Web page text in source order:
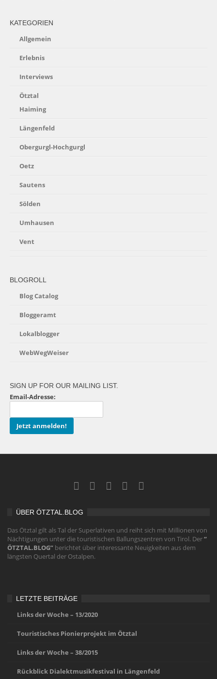
KATEGORIEN
Allgemein
Erlebnis
Interviews
Ötztal
Haiming
Längenfeld
Obergurgl-Hochgurgl
Oetz
Sautens
Sölden
Umhausen
Vent
BLOGROLL
Blog Catalog
Bloggeramt
Lokalblogger
WebWegWeiser
SIGN UP FOR OUR MAILING LIST.
Email-Adresse:
ÜBER ÖTZTAL.BLOG
Das Ötztal gilt als Tal der Superlativen und reiht sich mit Millionen von
Nächtigungen unter die touristischen Ballungszentren von Tirol. Der“
ÖTZTAL.BLOG” berichtet über interessante Neuigkeiten aus dem
längsten Quertal der Ostalpen.
LETZTE BEITRÄGE
Links der Woche – 13/2020
Touristisches Pionierprojekt im Ötztal
Links der Woche – 38/2015
Rückblick Dialektmusikfestival in Längenfeld